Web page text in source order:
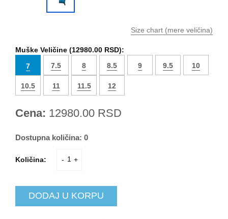
Size chart (mere veličina)
Muške Veličine (12980.00 RSD):
7
7.5 8 8.5 9 9.5 10
10.5 11 11.5 12
Cena: 12980.00 RSD
Dostupna količina: 0
Količina: - +
DODAJ U KORPU